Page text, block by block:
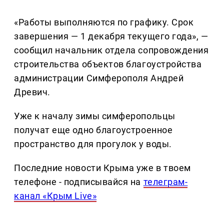
«Работы выполняются по графику. Срок
завершения — 1 декабря текущего года», —
сообщил начальник отдела сопровождения
строительства объектов благоустройства
администрации Симферополя Андрей
Древич.
Уже к началу зимы симферопольцы
получат еще одно благоустроенное
пространство для прогулок у воды.
Последние новости Крыма уже в твоем
телефоне - подписывайся на телеграм-
канал «Крым Live»